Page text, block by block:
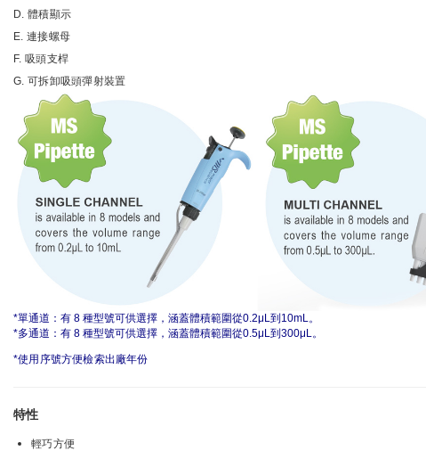
D. 體積顯示
E. 連接螺母
F. 吸頭支桿
G. 可拆卸吸頭彈射裝置
*單通道：有 8 種型號可供選擇，涵蓋體積範圍從0.2μL到10mL。
*多通道：有 8 種型號可供選擇，涵蓋體積範圍從0.5μL到300μL。
*使用序號方便檢索出廠年份
特性
輕巧方便